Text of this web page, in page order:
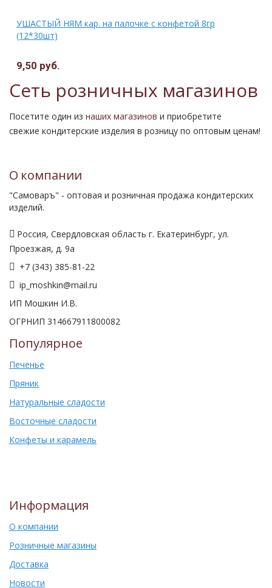
УШАСТЫЙ НЯМ кар. на палочке с конфетой 8гр
(12*30шт)
9,50 руб.
Сеть розничных магазинов
Посетите один из наших магазинов и приобретите
свежие кондитерские изделия в розницу по оптовым ценам!
О компании
"Самоваръ" - оптовая и розничная продажа кондитерских
изделий.
Россия, Свердловская область г. Екатеринбург, ул.
Проезжая, д. 9а
+7 (343) 385-81-22
ip_moshkin@mail.ru
ИП Мошкин И.В.
ОГРНИП 314667911800082
Популярное
Печенье
Пряник
Натуральные сладости
Восточные сладости
Конфеты и карамель
Информация
О компании
Розничные магазины
Доставка
Новости